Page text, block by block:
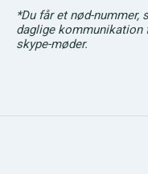
*Du får et nød-
daglige kommunikation
skype-møder.